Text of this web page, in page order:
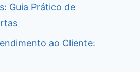
Guia Prático de
ao Cliente: